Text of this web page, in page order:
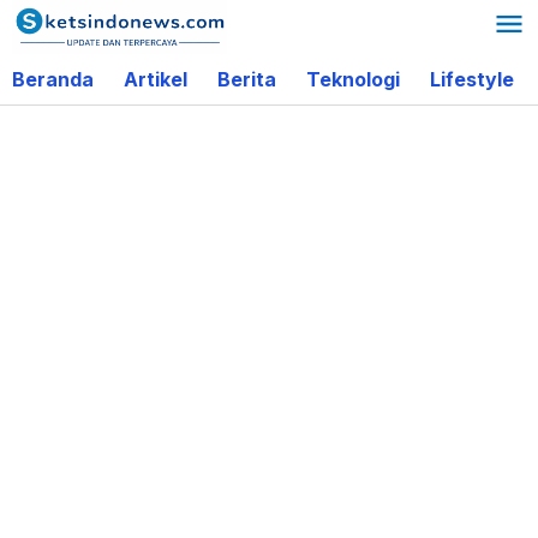
Lewati
ke
konten
Beranda Artikel Berita Teknologi Lifestyle